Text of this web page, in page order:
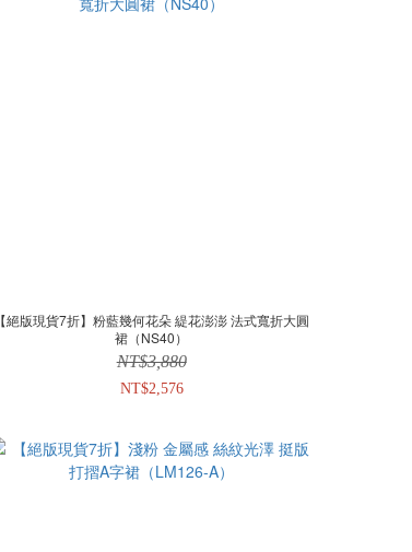
【絕版現貨7折】粉藍幾何花朵 緹花澎澎 法式寬折大圓
裙（NS40）
NT$3,880
NT$2,576